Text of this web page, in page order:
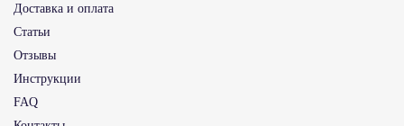
Доставка и оплата
Статьи
Отзывы
Инструкции
FAQ